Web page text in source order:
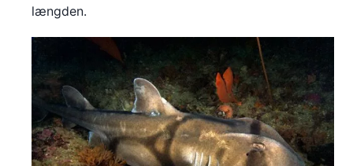
længden.